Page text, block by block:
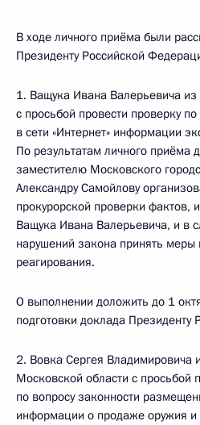
В ходе личного приёма были
Президенту Российской
1. Ващука Ивана Валерьевича
с просьбой провести проверку
в сети «Интернет» информации
По результатам личного приёма
заместителю Московского
Александру Самойлову
прокурорской проверки
Ващука Ивана Валерьевича, и в
нарушений закона принять меры
реагирования.
О выполнении доложить до 1
подготовки доклада
2. Вовка Сергея Владимировича
Московской области с просьбой
по вопросу законности
информации о продаже оружия и